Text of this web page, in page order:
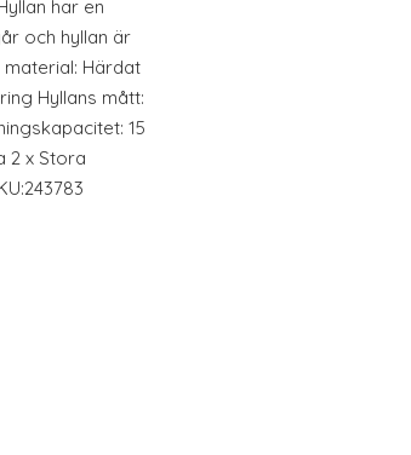
har en
och hyllan är
material: Härdat
Hyllans mått:
15
2 x Stora